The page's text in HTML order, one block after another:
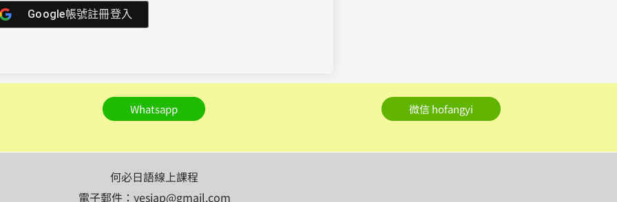
Google帳號註冊登入
Whatsapp 微信 hofangyi
何必日語線上課程
電子郵件：yesjap@gmail.com